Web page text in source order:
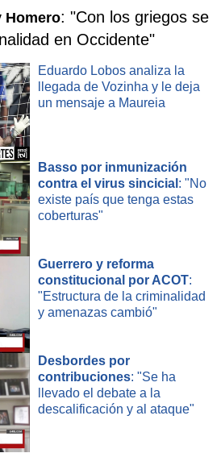
Homero: "Con los griegos se
en Occidente"
Eduardo Lobos analiza la
llegada de Vozinha y le deja
un mensaje a Maureia
Basso por inmunización
contra el virus sincicial : "No
existe país que tenga estas
coberturas"
Guerrero y reforma
constitucional por ACOT:
"Estructura de la criminalidad
y amenazas cambió"
Desbordes por
contribuciones: "Se ha
llevado el debate a la
descalificación y al ataque"